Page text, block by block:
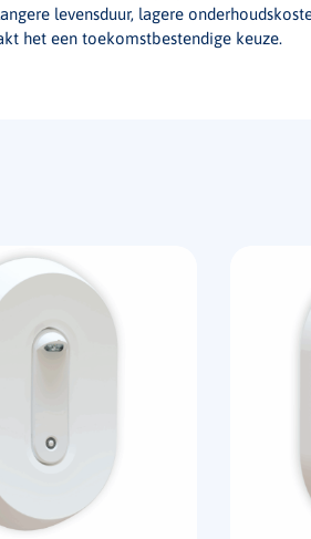
levensduur, lagere
het een toekomstbestendige keuze.